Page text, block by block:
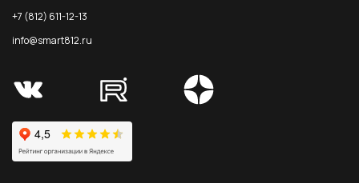
+7 (812) 611-12-13
info@smart812.ru